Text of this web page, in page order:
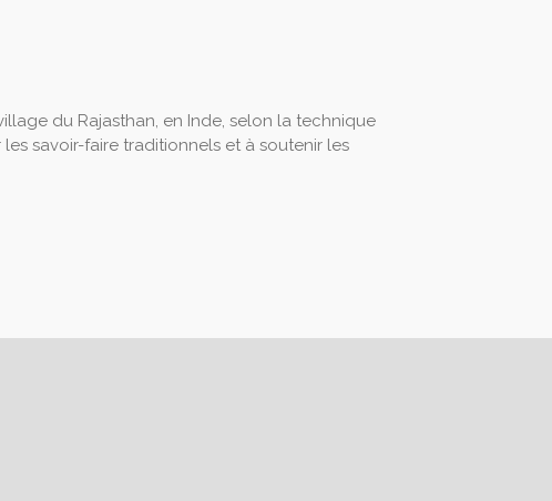
du Rajasthan, en Inde, selon la technique
savoir-faire traditionnels et à soutenir les